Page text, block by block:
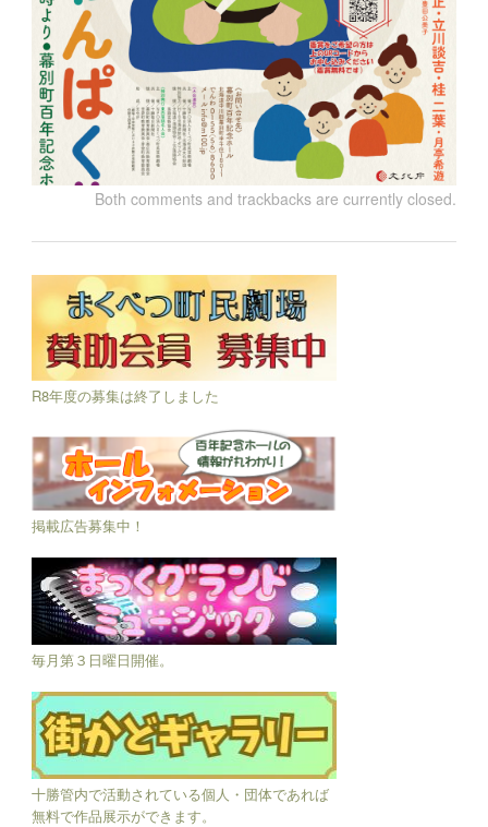
Both comments and trackbacks are currently closed.
R8年度の募集は終了しました
掲載広告募集中！
毎月第３日曜日開催。
十勝管内で活動されている個人・団体であれば
無料で作品展示ができます。